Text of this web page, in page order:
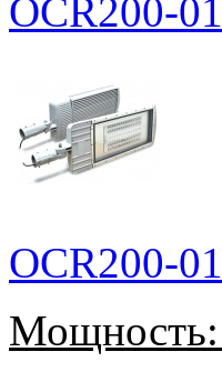
OCR200-01
OCR200-01
Мощность: